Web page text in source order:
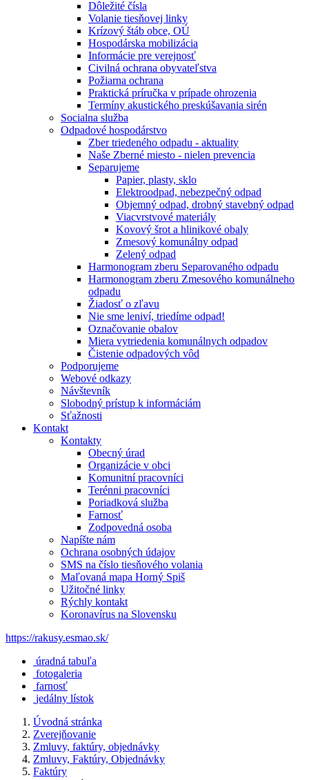
Dôležité čísla
Volanie tiesňovej linky
Krízový štáb obce, OÚ
Hospodárska mobilizácia
Informácie pre verejnosť
Civilná ochrana obyvateľstva
Požiarna ochrana
Praktická príručka v prípade ohrozenia
Termíny akustického preskúšavania sirén
Socialna služba
Odpadové hospodárstvo
Zber triedeného odpadu - aktuality
Naše Zberné miesto - nielen prevencia
Separujeme
Papier, plasty, sklo
Elektroodpad, nebezpečný odpad
Objemný odpad, drobný stavebný odpad
Viacvrstvové materiály
Kovový šrot a hlinikové obaly
Zmesový komunálny odpad
Zelený odpad
Harmonogram zberu Separovaného odpadu
Harmonogram zberu Zmesového komunálneho
odpadu
Žiadosť o zľavu
Nie sme leniví, triedíme odpad!
Označovanie obalov
Miera vytriedenia komunálnych odpadov
Čistenie odpadových vôd
Podporujeme
Webové odkazy
Návštevník
Slobodný prístup k informáciám
Sťažnosti
Kontakt
Kontakty
Obecný úrad
Organizácie v obci
Komunitní pracovníci
Terénni pracovníci
Poriadková služba
Farnosť
Zodpovedná osoba
Napíšte nám
Ochrana osobných údajov
SMS na číslo tiesňového volania
Maľovaná mapa Horný Spiš
Užitočné linky
Rýchly kontakt
Koronavírus na Slovensku
https://rakusy.esmao.sk/
úradná tabuľa
fotogaleria
farnosť
jedálny lístok
Úvodná stránka
Zverejňovanie
Zmluvy, faktúry, objednávky
Zmluvy, Faktúry, Objednávky
Faktúry